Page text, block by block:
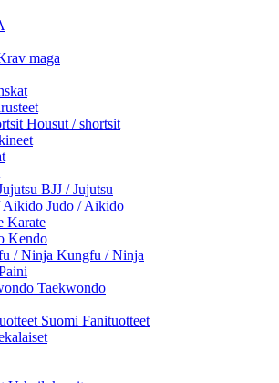
maga
Housut / shortsit
BJJ / Jujutsu
Judo / Aikido
Karate
Kendo
Kungfu / Ninja
Taekwondo
Suomi Fanituotteet